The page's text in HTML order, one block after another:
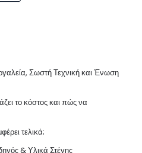
Σωστή Τεχνική και Ένωση
το κόστος και πώς να
τελικά;
& Υλικά Στέγης